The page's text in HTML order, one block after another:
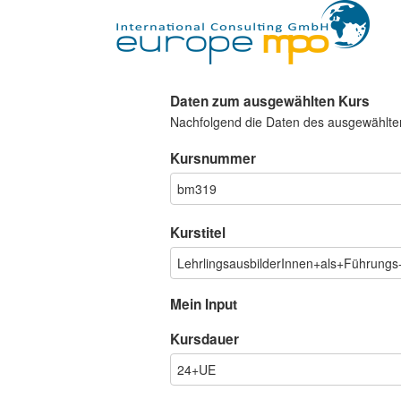
Daten zum ausgewählten Kurs
Nachfolgend die Daten des
Kursnummer
Kurstitel
Mein Input
Kursdauer